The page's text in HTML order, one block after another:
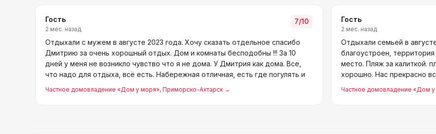
Гость
2 мес. назад
7/10
Отдыхали с мужем в августе 2023 года. Хочу сказать отдельное спасибо
Дмитрию за очень хорошный отдых. Дом и комнаты бесподобны !!! За 10
дней у меня не возникло чувство что я не дома. У Дмитрия как дома. Все,
что надо для отдыха, всё есть. Набережная отличная, есть где погулять и
Частное домовладение «Дом у моря», Приморско-Ахтарск →
Гость
2 мес. назад
Отдыхали семьей в
благоустроен,
место. Пляж за калиткой.
хорошно. Нас прекрасно
Частное домовладение «Дом